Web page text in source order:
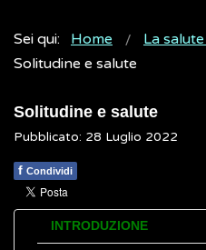
Sei qui: Home La
Solitudine e salute
Solitudine e salute
Pubblicato: 28 Luglio 2022
f Condividi
INTRODUZIONE